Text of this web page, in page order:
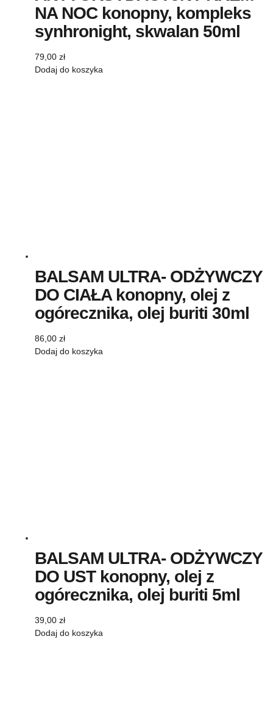
NA NOC konopny, kompleks
synhronight, skwalan 50ml
79,00 zł
Dodaj do koszyka
BALSAM ULTRA- ODŻYWCZY
DO CIAŁA konopny, olej z
ogórecznika, olej buriti 30ml
86,00 zł
Dodaj do koszyka
BALSAM ULTRA- ODŻYWCZY
DO UST konopny, olej z
ogórecznika, olej buriti 5ml
39,00 zł
Dodaj do koszyka